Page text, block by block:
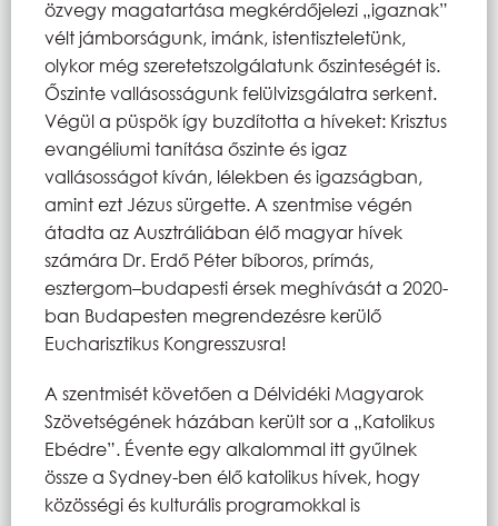
özvegy magatartása megkérdőjelezi „igaznak”
vélt jámborságunk, imánk, istentiszteletünk,
olykor még szeretetszolgálatunk őszinteségét is.
Őszinte vallásosságunk felülvizsgálatra serkent.
Végül a püspök így buzdította a híveket: Krisztus
evangéliumi tanítása őszinte és igaz
vallásosságot kíván, lélekben és igazságban,
amint ezt Jézus sürgette. A szentmise végén
átadta az Ausztráliában élő magyar hívek
számára Dr. Erdő Péter bíboros, prímás,
esztergom–budapesti érsek meghívását a 2020-
ban Budapesten megrendezésre kerülő
Eucharisztikus Kongresszusra!
A szentmisét követően a Délvidéki Magyarok
Szövetségének házában került sor a „Katolikus
Ebédre”. Évente egy alkalommal itt gyűlnek
össze a Sydney-ben élő katolikus hívek, hogy
közösségi és kulturális programokkal is